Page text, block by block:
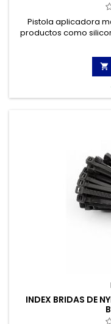
Pistola aplicadora
productos como
coaxiales de 410 ml.
y

INDEX BRIDAS DE